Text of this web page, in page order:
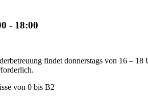
- 18:00
findet donnerstags von 16 –
von 0 bis B2